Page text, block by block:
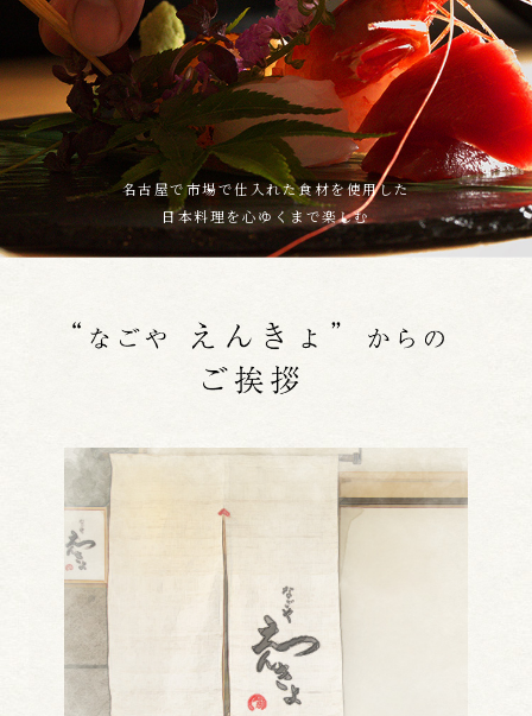
名古屋で市場で仕入れた食材を使用した
日本料理を心ゆくまで楽しむ